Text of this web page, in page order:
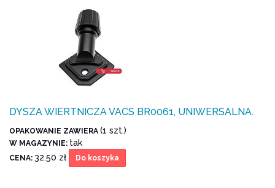
DYSZA WIERTNICZA VACS BR0061, UNIWERSALNA.
OPAKOWANIE ZAWIERA (1 szt.)
W MAGAZYNIE: tak
CENA: 32.50 zł Do koszyka